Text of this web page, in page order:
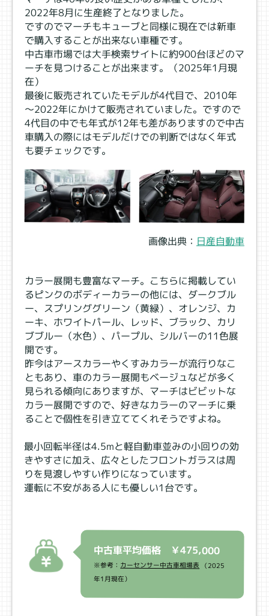
2022年8月に生産終了となりました。
ですのでマーチもキューブと同様に現在では新車
で購入することが出来ない車種です。
中古車市場では大手検索サイトに約900台ほどのマ
ーチを見つけることが出来ます。（2025年1月現
在）
最後に販売されていたモデルが4代目で、2010年
～2022年にかけて販売されていました。ですので
4代目の中でも年式が12年も差がありますので中古
車購入の際にはモデルだけでの判断ではなく年式
も要チェックです。
画像出典： 日産自動車
カラー展開も豊富なマーチ。こちらに掲載してい
るピンクのボディーカラーの他には、ダークブル
ー、スプリンググリーン（黄緑）、オレンジ、カ
ーキ、ホワイトパール、レッド、ブラック、カリ
ブブルー（水色）、パープル、シルバーの11色展
開です。
昨今はアースカラーやくすみカラーが流行りなこ
ともあり、車のカラー展開もベージュなどが多く
見られる傾向にありますが、マーチはビビットな
カラー展開ですので、好きなカラーのマーチに乗
ることで個性を引き立ててくれそうですよね。
最小回転半径は4.5ⅿと軽自動車並みの小回りの効
きやすさに加え、広々としたフロントガラスは周
りを見渡しやすい作りになっています。
運転に不安がある人にも優しい1台です。
中古車平均価格 ￥475,000
※参考： カーセンサー中古車相場表 （2025
年1月現在）